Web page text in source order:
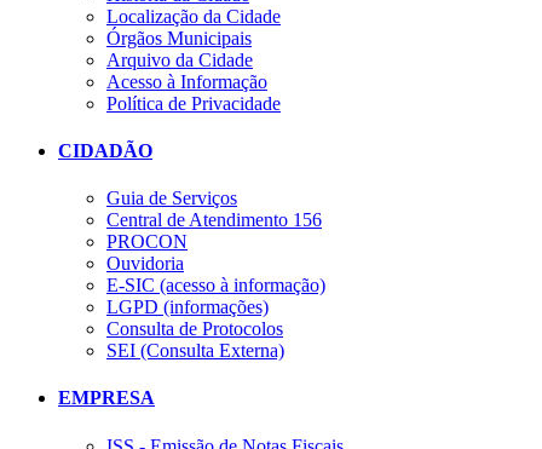
Localização da Cidade
Órgãos Municipais
Arquivo da Cidade
Acesso à Informação
Política de Privacidade
CIDADÃO
Guia de Serviços
Central de Atendimento 156
PROCON
Ouvidoria
E-SIC (acesso à informação)
LGPD (informações)
Consulta de Protocolos
SEI (Consulta Externa)
EMPRESA